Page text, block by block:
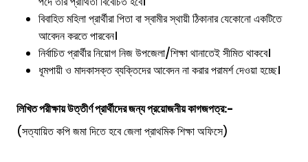
বিবাহিত মহিলা প্রার্থীরা পিতা বা স্বামীর স্থায়ী ঠিকানার যেকোনো একটিতে
আবেদন করতে পারবেন।
নির্বাচিত প্রার্থীর নিয়োগ নিজ উপজেলা/শিক্ষা থানাতেই সীমিত থাকবে।
ধূমপায়ী ও মাদকাসক্ত ব্যক্তিদের আবেদন না করার পরামর্শ দেওয়া হচ্ছে।
লিখিত পরীক্ষায় উত্তীর্ণ প্রার্থীদের জন্য প্রয়োজনীয় কাগজপত্র:-
(সত্যায়িত কপি জমা দিতে হবে জেলা প্রাথমিক শিক্ষা অফিসে)